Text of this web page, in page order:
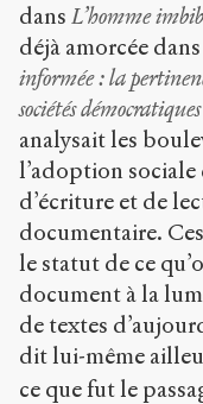
dans L’homme
déjà amorcée dans
informée : la
sociétés
analysait les
l’adoption
d’écriture et de
documentaire.
le statut de ce
document à la
de textes
dit lui-même
ce que fut le